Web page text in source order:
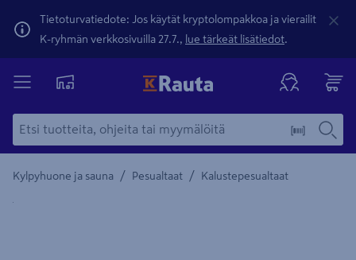
Tietoturvatiedote: Jos käytät kryptolompakkoa ja vierailit
K-ryhmän verkkosivuilla 27.7., lue tärkeät lisätiedot.
Kylpyhuone ja sauna / Pesualtaat / Kalustepesualtaat
Yksityiskohtainen kuvaus löytyy Tuotteen kuvaus -